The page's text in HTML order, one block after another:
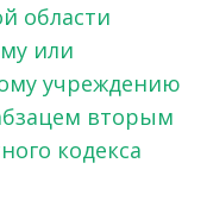
области
или
учреждению
вторым
кодекса